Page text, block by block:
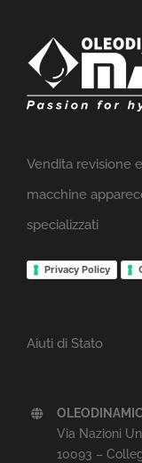
Vendita revisione
macchine
specializzati
Privacy Policy
Aiuti di Stato
Via Nazioni
10093 –